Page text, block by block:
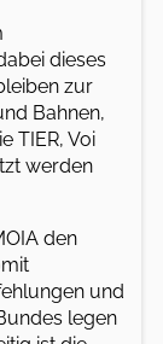
dieses
zur
Bahnen,
TIER, Voi
werden
den
und
legen